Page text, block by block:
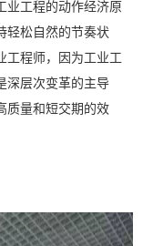
业工程的动作经济原
轻松自然的节奏状
工程师，因为工业工
深层次变革的主导
质量和短交期的效